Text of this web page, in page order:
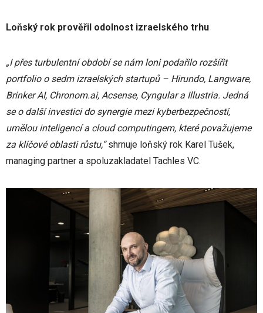
Loňský rok prověřil odolnost izraelského trhu
„I přes turbulentní období se nám loni podařilo rozšířit
portfolio o sedm izraelských startupů – Hirundo, Langware,
Brinker AI, Chronom.ai, Acsense, Cyngular a Illustria. Jedná
se o další investici do synergie mezi kyberbezpečností,
umělou inteligencí a cloud computingem, které považujeme
za klíčové oblasti růstu,“shrnuje loňský rok Karel Tušek,
managing partner a spoluzakladatel Tachles VC.